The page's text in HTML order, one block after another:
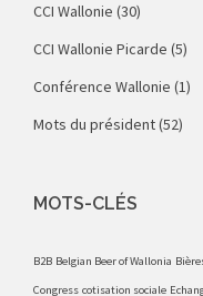
CCI Wallonie (30)
CCI Wallonie Picarde (5)
Conférence Wallonie (1)
Mots du président(52)
MOTS-CLÉS
B2B Belgian Beer of Wallonia
Congress cotisation sociale